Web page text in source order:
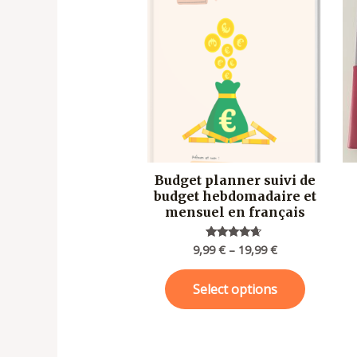
Budget planner suivi de
budget hebdomadaire et
mensuel en français
Rated
out of 5
9,99€– 19,99€
Select options